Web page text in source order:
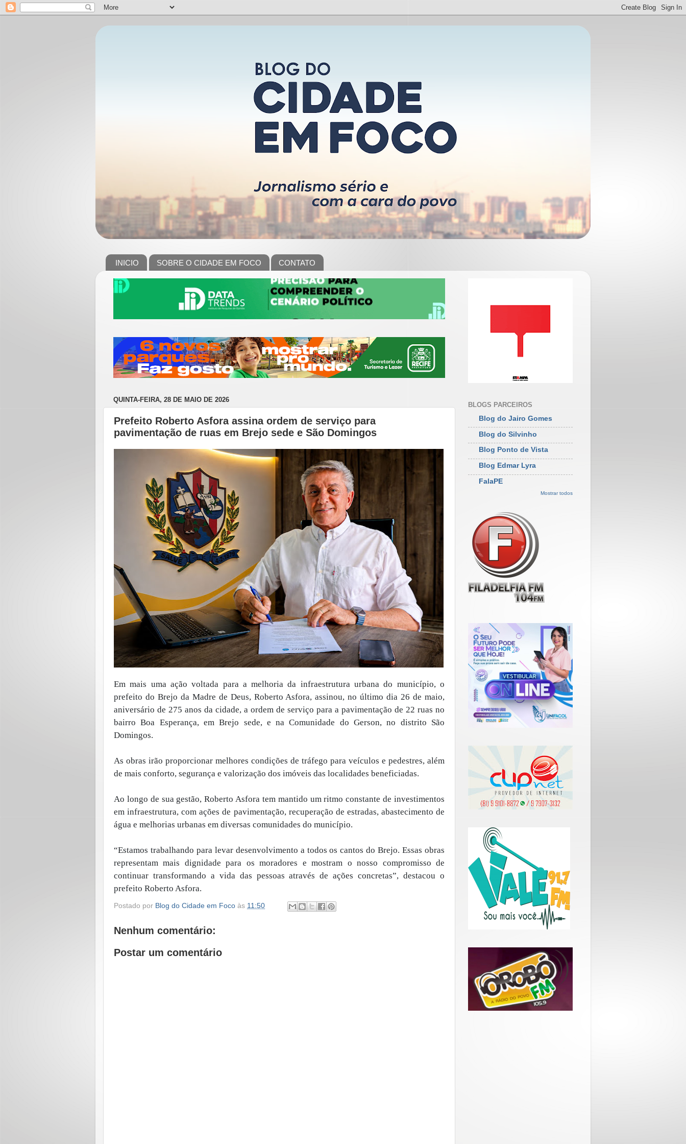
INICIO SOBRE O CIDADE EM FOCO CONTATO
QUINTA-FEIRA, 28 DE MAIO DE 2026
Prefeito Roberto Asfora assina ordem de serviço para
pavimentação de ruas em Brejo sede e São Domingos
Em mais uma ação voltada para a melhoria da infraestrutura urbana do município, o
prefeito do Brejo da Madre de Deus, Roberto Asfora, assinou, no último dia 26 de maio,
aniversário de 275 anos da cidade, a ordem de serviço para a pavimentação de 22 ruas no
bairro Boa Esperança, em Brejo sede, e na Comunidade do Gerson, no distrito São
Domingos.
As obras irão proporcionar melhores condições de tráfego para veículos e pedestres, além
de mais conforto, segurança e valorização dos imóveis das localidades beneficiadas.
Ao longo de sua gestão, Roberto Asfora tem mantido um ritmo constante de investimentos
em infraestrutura, com ações de pavimentação, recuperação de estradas, abastecimento de
água e melhorias urbanas em diversas comunidades do município.
“Estamos trabalhando para levar desenvolvimento a todos os cantos do Brejo. Essas obras
representam mais dignidade para os moradores e mostram o nosso compromisso de
continuar transformando a vida das pessoas através de ações concretas”, destacou o
prefeito Roberto Asfora.
Postado por Blog do Cidade em Foco às 11:50
Nenhum comentário:
Postar um comentário
BLOGS PARCEIROS
Blog do Jairo Gomes
Blog do Silvinho
Blog Ponto de Vista
Blog Edmar Lyra
FalaPE
Mostrar todos